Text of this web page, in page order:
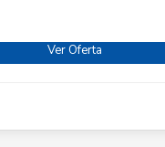
Ver Oferta